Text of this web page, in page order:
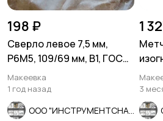
198 ₽
Сверло левое 7,5 мм,
Р6М5, 109/69 мм, В1, ГОСТ
10902-77, СССР.
Макеевка
1 год назад
1
мм,
3